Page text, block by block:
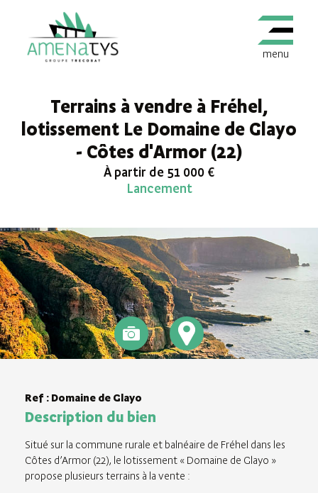
menu
Terrains à vendre à Fréhel,
lotissement Le Domaine de Glayo
- Côtes d'Armor (22)
À partir de 51 000 €
Lancement
Ref : Domaine de Glayo
Description du bien
Situé sur la commune rurale et balnéaire de Fréhel dans les
Côtes d’Armor (22), le lotissement « Domaine de Glayo »
propose plusieurs terrains à la vente :